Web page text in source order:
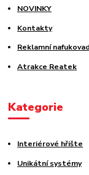
NOVINKY
Kontakty
Reklamní
Atrakce Reatek
Kategorie
Interiérové hřište
Unikátní systémy